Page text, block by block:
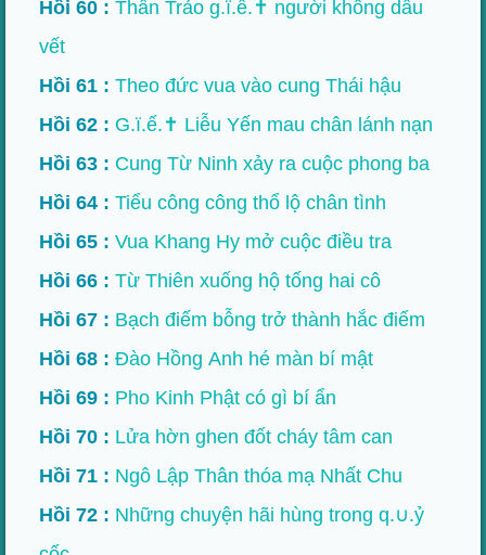
Hồi 60 : Thần Trảo g.ï.ế.✝ người không dấu
vết
Hồi 61 : Theo đức vua vào cung Thái hậu
Hồi 62 : G.ï.ế.✝ Liễu Yến mau chân lánh nạn
Hồi 63 : Cung Từ Ninh xảy ra cuộc phong ba
Hồi 64 : Tiểu công công thổ lộ chân tình
Hồi 65 : Vua Khang Hy mở cuộc điều tra
Hồi 66 : Từ Thiên xuống hộ tống hai cô
Hồi 67 : Bạch điếm bỗng trở thành hắc điếm
Hồi 68 : Đào Hồng Anh hé màn bí mật
Hồi 69 : Pho Kinh Phật có gì bí ẩn
Hồi 70 : Lửa hờn ghen đốt cháy tâm can
Hồi 71 : Ngô Lập Thân thóa mạ Nhất Chu
Hồi 72 : Những chuyện hãi hùng trong q.∪.ỷ